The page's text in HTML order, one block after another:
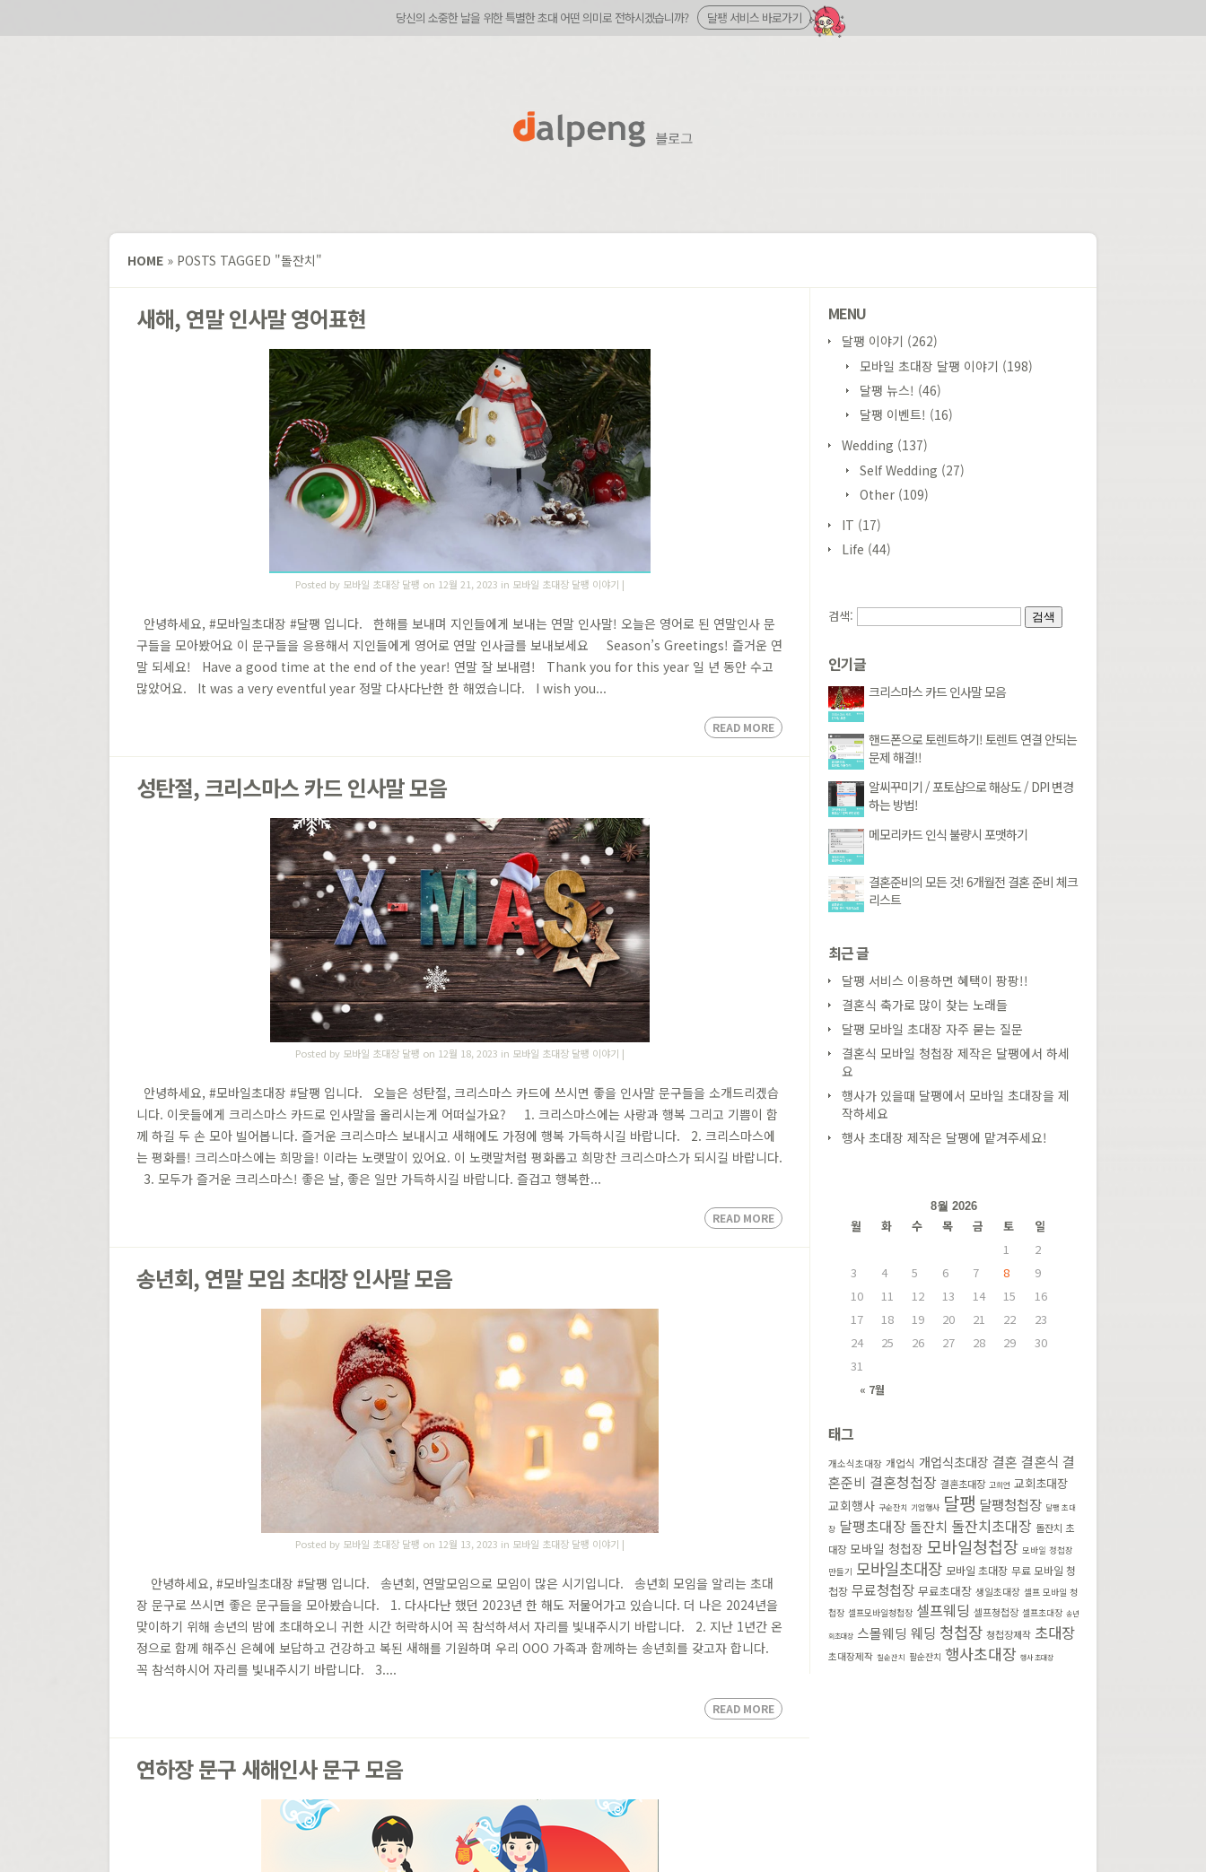
당신의 소중한 날을 위한 특별한 초대 어떤 의미로 전하시겠습니까? 달팽 서비스 바로가기
HOME » POSTS TAGGED "돌잔치"
새해, 연말 인사말 영어표현
Posted by 모바일 초대장 달팽 on 12월 21, 2023 in 모바일 초대장 달팽 이야기 |
안녕하세요, #모바일초대장 #달팽​ 입니다. 한해를 보내며 지인들에게 보내는 연말 인사말! 오늘은 영어로 된 연말인사 문
구들을 모아봤어요 이 문구들을 응용해서 지인들에게 영어로 연말 인사글를 보내보세요 ​Season’s Greetings! 즐거운 연
말 되세요! Have a good time at the end of the year! 연말 잘 보내렴! Thank you for this year 일 년 동안 수고
많았어요. It was a very eventful year 정말 다사다난한 한 해였습니다. I wish you...
READ MORE
성탄절, 크리스마스 카드 인사말 모음
Posted by 모바일 초대장 달팽 on 12월 18, 2023 in 모바일 초대장 달팽 이야기 |
안녕하세요, #모바일초대장 #달팽​ 입니다. 오늘은 성탄절, 크리스마스 카드에 쓰시면 좋을 인사말 문구들을 소개드리겠습
니다. 이웃들에게 크리스마스 카드로 인사말을 올리시는게 어떠실가요? 1. 크리스마스에는 사랑과 행복 그리고 기쁨이 함
께 하길 두 손 모아 빌어봅니다. 즐거운 크리스마스 보내시고 새해에도 가정에 행복 가득하시길 바랍니다. 2. 크리스마스에
는 평화를! 크리스마스에는 희망을! 이라는 노랫말이 있어요. 이 노랫말처럼 평화롭고 희망찬 크리스마스가 되시길 바랍니다.
3. 모두가 즐거운 크리스마스! 좋은 날, 좋은 일만 가득하시길 바랍니다. 즐겁고 행복한...
READ MORE
송년회, 연말 모임 초대장 인사말 모음
Posted by 모바일 초대장 달팽 on 12월 13, 2023 in 모바일 초대장 달팽 이야기 |
안녕하세요, #모바일초대장 #달팽​ 입니다. 송년회, 연말모임으로 모임이 많은 시기입니다. 송년회 모임을 알리는 초대
장 문구로 쓰시면 좋은 문구들을 모아봤습니다. 1. 다사다난 했던 2023년 한 해도 저물어가고 있습니다. 더 나은 2024년을
맞이하기 위해 송년의 밤에 초대하오니 귀한 시간 허락하시어 꼭 참석하셔서 자리를 빛내주시기 바랍니다. 2. 지난 1년간 온
정으로 함께 해주신 은혜에 보답하고 건강하고 복된 새해를 기원하며 우리 OOO 가족과 함께하는 송년회를 갖고자 합니다.
꼭 참석하시어 자리를 빛내주시기 바랍니다. 3....
READ MORE
연하장 문구 새해인사 문구 모음
MENU
달팽 이야기 (262)
모바일 초대장 달팽 이야기 (198)
달팽 뉴스! (46)
달팽 이벤트! (16)
Wedding (137)
Self Wedding (27)
Other (109)
IT (17)
Life (44)
검색:
인기글
크리스마스 카드 인사말 모음
핸드폰으로 토렌트하기! 토렌트 연결 안되는
문제 해결!!
알씨꾸미기 / 포토샵으로 해상도 / DPI 변경
하는 방법!
메모리카드 인식 불량시 포맷하기
결혼준비의 모든 것! 6개월전 결혼 준비 체크
리스트
최근 글
달팽 서비스 이용하면 혜택이 팡팡!!
결혼식 축가로 많이 찾는 노래들
달팽 모바일 초대장 자주 묻는 질문
결혼식 모바일 청첩장 제작은 달팽에서 하세
요
행사가 있을때 달팽에서 모바일 초대장을 제
작하세요
행사 초대장 제작은 달팽에 맡겨주세요!
8월 2026
월 화 수 목 금 토 일
« 7월
1
2
3
4 5 6 7 8
9
10
11 12 13 14 15
16
17
18 19 20 21 22
23
24
25 26 27 28 29
30
31
태그
개소식초대장 개업식 개업식초대장 결혼 결혼식 결
혼준비 결혼청첩장 결혼초대장 고희연 교회초대장
교회행사 구순잔치 기업행사 달팽 달팽청첩장 달팽 초대
장 달팽초대장 돌잔치 돌잔치초대장 돌잔치 초
대장 모바일 청첩장 모바일청첩장 모바일 청첩장
만들기 모바일초대장 모바일 초대장 무료 모바일 청
첩장 무료청첩장 무료초대장 생일초대장 셀프 모바일 청
첩장 셀프모바일청첩장 셀프웨딩 셀프청첩장 셀프초대장 송년
회초대장 스몰웨딩 웨딩 청첩장 청첩장제작 초대장
초대장제작 칠순잔치 팔순잔치 행사초대장 행사 초대장